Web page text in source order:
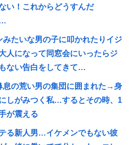
い！これからどうすんだ
…
たいな男の子に叩かれたりイジ
人になって同窓会にいったらジ
ない告白をしてきて…
息の荒い男の集団に囲まれた→身
しがみつく私…するとその時、1
が震える
る新人男…イケメンでもない彼